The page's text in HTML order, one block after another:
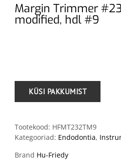
Margin Trimmer
modified, hdl #9
Tootekood: HFMT232TM9
Kategooriad: Endodontia,
Brand Hu-Friedy